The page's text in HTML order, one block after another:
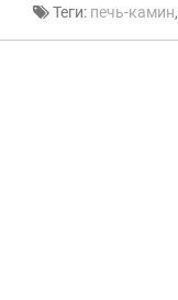
Теги: печь-камин,